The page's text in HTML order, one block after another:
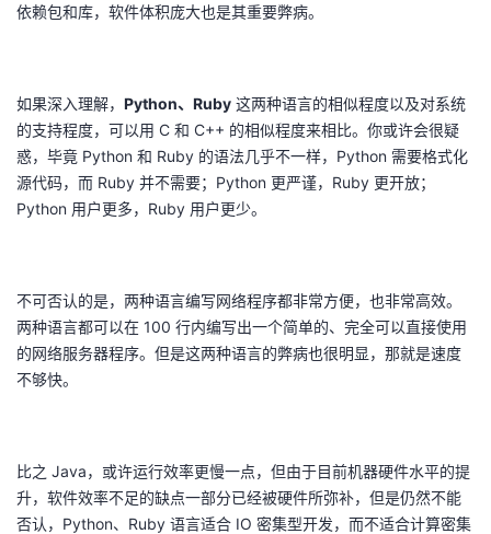
证
实
的
藏
持
建
依赖包和库，软件体积庞大也是其重要弊病。
如果深入理解， Python、Ruby 这两种语言的相似程度以及对系统
的支持程度，可以用 C 和 C++ 的相似程度来相比。你或许会很疑
惑，毕竟 Python 和 Ruby 的语法几乎不一样，Python 需要格式化
源代码，而 Ruby 并不需要；Python 更严谨，Ruby 更开放；
Python 用户更多，Ruby 用户更少。
不可否认的是，两种语言编写网络程序都非常方便，也非常高效。
两种语言都可以在 100 行内编写出一个简单的、完全可以直接使用
的网络服务器程序。但是这两种语言的弊病也很明显，那就是速度
不够快。
比之 Java，或许运行效率更慢一点，但由于目前机器硬件水平的提
升，软件效率不足的缺点一部分已经被硬件所弥补，但是仍然不能
否认，Python、Ruby 语言适合 IO 密集型开发，而不适合计算密集